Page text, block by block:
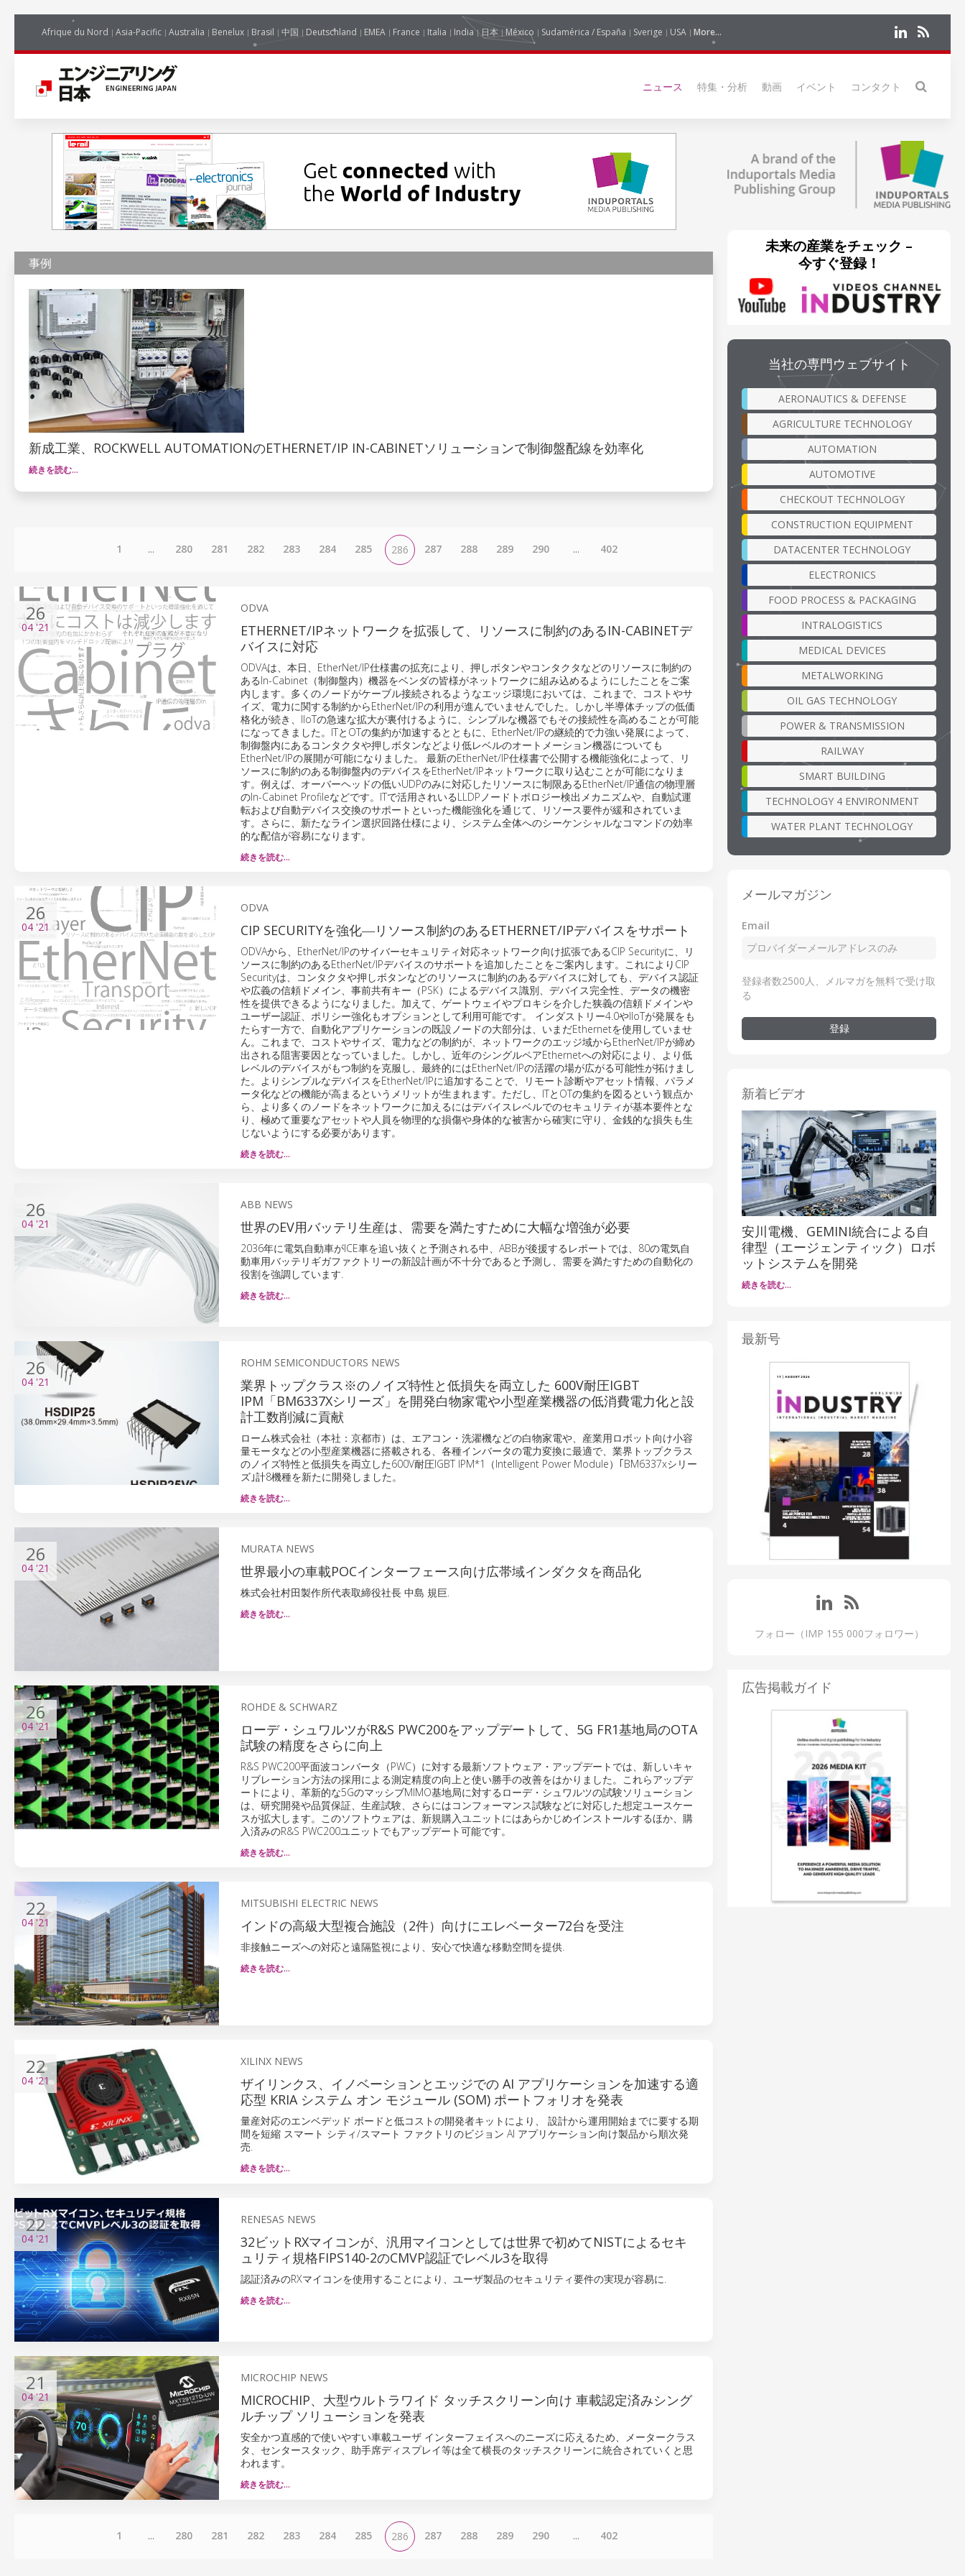
Afrique du Nord Asia-Pacific Australia Benelux Brasil 中国 Deutschland EMEA France Italia India 日本 México Sudamérica / España Sverige USA More...
ニュース 特集・分析 動画 イベント コンタクト
事例
新成工業、ROCKWELL AUTOMATIONのETHERNET/IP IN-CABINETソリューションで制御盤配線を効率化
続きを読む…
1 ... 280 281 282 283 284 285 286 287 288 289 290 ... 402
26
04 '21
ODVA
ETHERNET/IPネットワークを拡張して、リソースに制約のあるIN-CABINETデ
バイスに対応
ODVAは、本日、EtherNet/IP仕様書の拡充により、押しボタンやコンタクタなどのリソースに制約の
あるIn-Cabinet（制御盤内）機器をベンダの皆様がネットワークに組み込めるようにしたことをご案
内します。多くのノードがケーブル接続されるようなエッジ環境においては、これまで、コストやサ
イズ、電力に関する制約からEtherNet/IPの利用が進んでいませんでした。しかし半導体チップの低価
格化が続き、IIoTの急速な拡大が裏付けるように、シンプルな機器でもその接続性を高めることが可能
になってきました。ITとOTの集約が加速するとともに、EtherNet/IPの継続的で力強い発展によって、
制御盤内にあるコンタクタや押しボタンなどより低レベルのオートメーション機器についても
EtherNet/IPの展開が可能になりました。 最新のEtherNet/IP仕様書で公開する機能強化によって、リ
ソースに制約のある制御盤内のデバイスをEtherNet/IPネットワークに取り込むことが可能になりま
す。例えば、オーバーヘッドの低いUDPのみに対応したリソースに制限あるEtherNet/IP通信の物理層
のIn-Cabinet Profileなどです。ITで活用されいるLLDPノードトポロジー検出メカニズムや、自動試運
転および自動デバイス交換のサポートといった機能強化を通じて、リソース要件が緩和されていま
す。さらに、新たなライン選択回路仕様により、システム全体へのシーケンシャルなコマンドの効率
的な配信が容易になります。
続きを読む…
26
04 '21
ODVA
CIP SECURITYを強化―リソース制約のあるETHERNET/IPデバイスをサポート
ODVAから、EtherNet/IPのサイバーセキュリティ対応ネットワーク向け拡張であるCIP Securityに、リ
ソースに制約のあるEtherNet/IPデバイスのサポートを追加したことをご案内します。これによりCIP
Securityは、コンタクタや押しボタンなどのリソースに制約のあるデバイスに対しても、デバイス認証
や広義の信頼ドメイン、事前共有キー（PSK）によるデバイス識別、デバイス完全性、データの機密
性を提供できるようになりました。加えて、ゲートウェイやプロキシを介した狭義の信頼ドメインや
ユーザー認証、ポリシー強化もオプションとして利用可能です。 インダストリー4.0やIIoTが発展をも
たらす一方で、自動化アプリケーションの既設ノードの大部分は、いまだEthernetを使用していませ
ん。これまで、コストやサイズ、電力などの制約が、ネットワークのエッジ域からEtherNet/IPが締め
出される阻害要因となっていました。しかし、近年のシングルペアEthernetへの対応により、より低
レベルのデバイスがもつ制約を克服し、最終的にはEtherNet/IPの活躍の場が広がる可能性が拓けまし
た。よりシンプルなデバイスをEtherNet/IPに追加することで、リモート診断やアセット情報、パラメ
ータ化などの機能が高まるというメリットが生まれます。ただし、ITとOTの集約を図るという観点か
ら、より多くのノードをネットワークに加えるにはデバイスレベルでのセキュリティが基本要件とな
り、極めて重要なアセットや人員を物理的な損傷や身体的な被害から確実に守り、金銭的な損失も生
じないようにする必要があります。
続きを読む…
26
04 '21
ABB NEWS
世界のEV用バッテリ生産は、需要を満たすために大幅な増強が必要
2036年に電気自動車がICE車を追い抜くと予測される中、ABBが後援するレポートでは、80の電気自
動車用バッテリギガファクトリーの新設計画が不十分であると予測し、需要を満たすための自動化の
役割を強調しています.
続きを読む…
26
04 '21
ROHM SEMICONDUCTORS NEWS
業界トップクラス※のノイズ特性と低損失を両立した 600V耐圧IGBT
IPM「BM6337Xシリーズ」を開発白物家電や小型産業機器の低消費電力化と設
計工数削減に貢献
ローム株式会社（本社：京都市）は、エアコン・洗濯機などの白物家電や、産業用ロボット向け小容
量モータなどの小型産業機器に搭載される、各種インバータの電力変換に最適で、業界トップクラス
のノイズ特性と低損失を両立した600V耐圧IGBT IPM*1（Intelligent Power Module）｢BM6337xシリー
ズ｣計8機種を新たに開発しました。
続きを読む…
26
04 '21
MURATA NEWS
世界最小の車載POCインターフェース向け広帯域インダクタを商品化
株式会社村田製作所代表取締役社長 中島 規巨.
続きを読む…
26
04 '21
ROHDE & SCHWARZ
ローデ・シュワルツがR&S PWC200をアップデートして、5G FR1基地局のOTA
試験の精度をさらに向上
R&S PWC200平面波コンバータ（PWC）に対する最新ソフトウェア・アップデートでは、新しいキャ
リブレーション方法の採用による測定精度の向上と使い勝手の改善をはかりました。これらアップデ
ートにより、革新的な5GのマッシブMIMO基地局に対するローデ・シュワルツの試験ソリューション
は、研究開発や品質保証、生産試験、さらにはコンフォーマンス試験などに対応した想定ユースケー
スが拡大します。このソフトウェアは、新規購入ユニットにはあらかじめインストールするほか、購
入済みのR&S PWC200ユニットでもアップデート可能です。
続きを読む…
22
04'21
MITSUBISHI ELECTRIC NEWS
インドの高級大型複合施設（2件）向けにエレベーター72台を受注
非接触ニーズへの対応と遠隔監視により、安心で快適な移動空間を提供.
続きを読む…
22
04 '21
XILINX NEWS
ザイリンクス、イノベーションとエッジでの AI アプリケーションを加速する適
応型 KRIA システム オン モジュール (SOM) ポートフォリオを発表
量産対応のエンベデッド ボードと低コストの開発者キットにより、 設計から運用開始までに要する期
間を短縮 スマート シティ/スマート ファクトリのビジョン AI アプリケーション向け製品から順次発
売.
続きを読む…
22
04 '21
RENESAS NEWS
32ビットRXマイコンが、汎用マイコンとしては世界で初めてNISTによるセキ
ュリティ規格FIPS140-2のCMVP認証でレベル3を取得
認証済みのRXマイコンを使用することにより、ユーザ製品のセキュリティ要件の実現が容易に.
続きを読む…
21
04'21
MICROCHIP NEWS
MICROCHIP、大型ウルトラワイド タッチスクリーン向け 車載認定済みシング
ルチップ ソリューションを発表
安全かつ直感的で使いやすい車載ユーザ インターフェイスへのニーズに応えるため、メータークラス
タ、センタースタック、助手席ディスプレイ等は全て横長のタッチスクリーンに統合されていくと思
われます。
続きを読む…
1 ... 280 281 282 283 284 285 286 287 288 289 290 ... 402
未来の産業をチェック –
今すぐ登録！
当社の専門ウェブサイト
AERONAUTICS & DEFENSE
AGRICULTURE TECHNOLOGY
AUTOMATION
AUTOMOTIVE
CHECKOUT TECHNOLOGY
CONSTRUCTION EQUIPMENT
DATACENTER TECHNOLOGY
ELECTRONICS
FOOD PROCESS & PACKAGING
INTRALOGISTICS
MEDICAL DEVICES
METALWORKING
OIL GAS TECHNOLOGY
POWER & TRANSMISSION
RAILWAY
SMART BUILDING
TECHNOLOGY 4 ENVIRONMENT
WATER PLANT TECHNOLOGY
メールマガジン
Email
登録者数2500人、メルマガを無料で受け取
る
登録
新着ビデオ
安川電機、GEMINI統合による自
律型（エージェンティック）ロボ
ットシステムを開発
続きを読む…
最新号
フォロー（IMP 155 000フォロワー）
広告掲載ガイド